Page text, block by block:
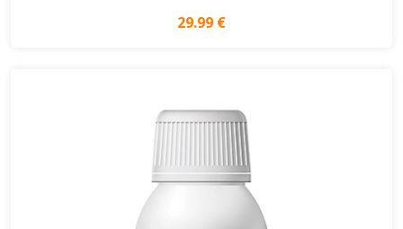
29.99 €